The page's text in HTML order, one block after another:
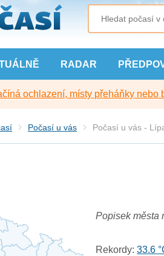
RADAR
ochlazení, místy přeháňky nebo
Počasí u vás Počasí u vás -
Popisek města
Rekordy: 33.6